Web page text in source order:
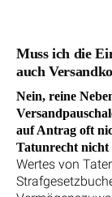
Muss ich die
auch
Nein, reine
auf Antrag oft
Tatunrecht nicht
Wertes von